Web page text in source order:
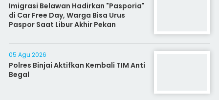
Imigrasi Belawan Hadirkan "Pasporia"
di Car Free Day, Warga Bisa Urus
Paspor Saat Libur Akhir Pekan
05 Agu 2026
Polres Binjai Aktifkan Kembali TIM Anti
Begal